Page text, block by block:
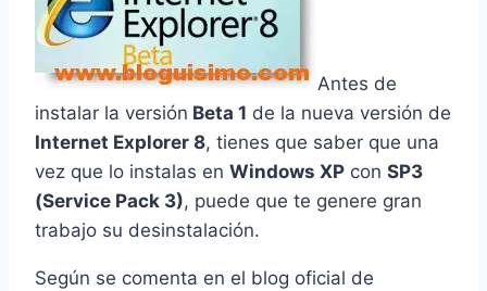
Antes de
instalar la versión Beta 1 de la nueva versión de
Internet Explorer 8, tienes que saber que una
vez que lo instalas en Windows XP con SP3
(Service Pack 3), puede que te genere gran
trabajo su desinstalación.
Según se comenta en el blog oficial de